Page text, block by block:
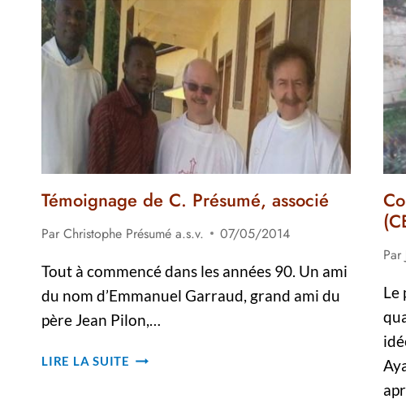
DE-
SALES
AUX
CAYES
(HAÏTI)
Témoignage de C. Présumé, associé
Par Christophe Présumé a.s.v.
07/05/2014
Tout à commencé dans les années 90. Un ami
du nom d’Emmanuel Garraud, grand ami du
père Jean Pilon,…
LIRE LA SUITE TÉMOIGNAGE
Par
Le